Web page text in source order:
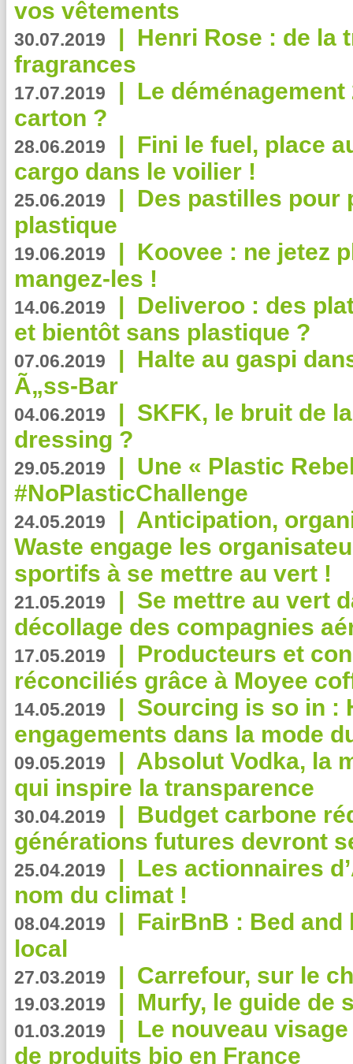
vos vêtements
30.07.2019 | Henri Rose : de la
fragrances
17.07.2019 | Le
carton ?
28.06.2019 | Fini le fuel, place
cargo dans le voilier !
25.06.2019 | Des pastilles pour
plastique
19.06.2019 | Koovee : ne jetez
mangez-les !
14.06.2019 | Deliveroo : des
et bientôt sans plastique ?
07.06.2019 | Halte au gaspi
Ã„ss-Bar
04.06.2019 | SKFK, le bruit de
dressing ?
29.05.2019 | Une « Plastic
#NoPlasticChallenge
24.05.2019 | Anticipation,
Waste engage les
sportifs à se mettre au vert !
21.05.2019 | Se mettre au vert
décollage des compagnies
17.05.2019 | Producteurs et
réconciliés grâce à Moyee
14.05.2019 | Sourcing is so in :
engagements dans la mode
09.05.2019 | Absolut Vodka, la
qui inspire la transparence
30.04.2019 | Budget carbone
générations futures devront
25.04.2019 | Les actionnaires
nom du climat !
08.04.2019 | FairBnB : Bed
local
27.03.2019 | Carrefour, sur le
19.03.2019 | Murfy, le guide de
01.03.2019 | Le nouveau
de produits bio en France